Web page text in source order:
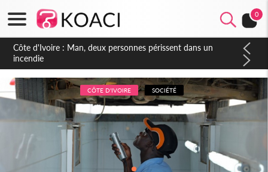
0
Côte d'Ivoire : Séileu, la célébration de la fête nationale
transformée en vaste campagne contre les produits
dépigmentants dangereux
CÔTE D'IVOIRE SOCIÉTÉ